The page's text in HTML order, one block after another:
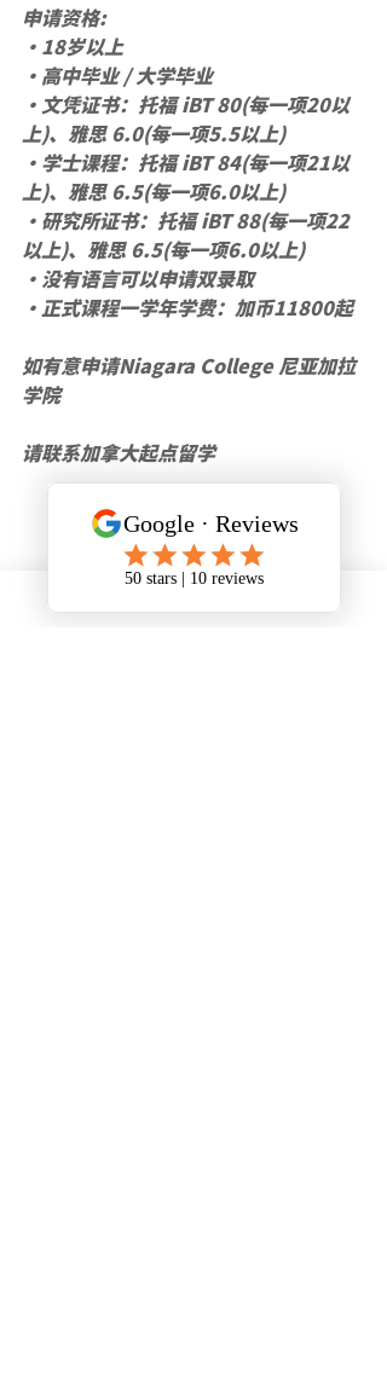
申请资格:
•18岁以上
•高中毕业 / 大学毕业
•文凭证书：托福 iBT 80(每一项20以
上)、雅思 6.0(每一项5.5以上)
•学士课程：托福 iBT 84(每一项21以
上)、雅思 6.5(每一项6.0以上)
•研究所证书：托福 iBT 88(每一项22
以上)、雅思 6.5(每一项6.0以上)
•没有语言可以申请双录取
•正式课程一学年学费：加币11800起
如有意申请Niagara College 尼亚加拉
学院
请联系加拿大起点留学